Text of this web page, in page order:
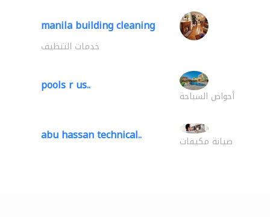
manila building cleaning
خدمات التنظيف
pools r us..
أحواض السباحة
abu hassan technical.. صيانة مكيفات